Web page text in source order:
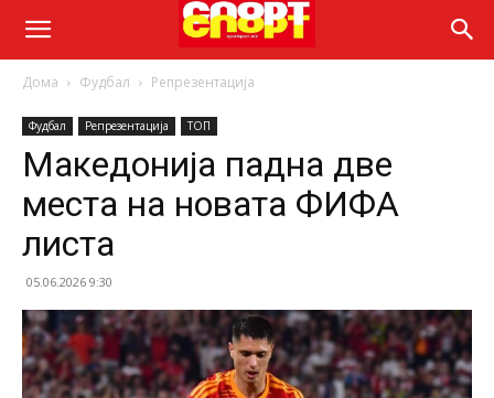
Дома Фудбал Репрезентација
Фудбал Репрезентација ТОП
Македонија падна две
места на новата ФИФА
листа
05.06.2026 9:30